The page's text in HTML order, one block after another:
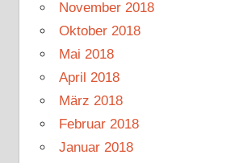
November 2018
Oktober 2018
Mai 2018
April 2018
März 2018
Februar 2018
Januar 2018